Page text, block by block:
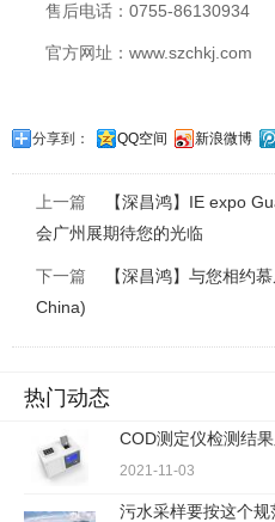
售后电话：0755-86130934
官方网址：www.szchkj.com
分享到： QQ空间 新浪微博
上一篇
【深昌鸿】IE expo
会广州展期待您的光临
下一篇
【深昌鸿】与您相约
China)
热门动态
COD测定仪检测结
2021-11-03
污水采样要按这个规